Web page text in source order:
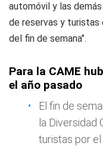
automóvil y las
de reservas y
del fin de semana".
Para la CAME
el año pasado
El fin de
la Diversidad
turistas por